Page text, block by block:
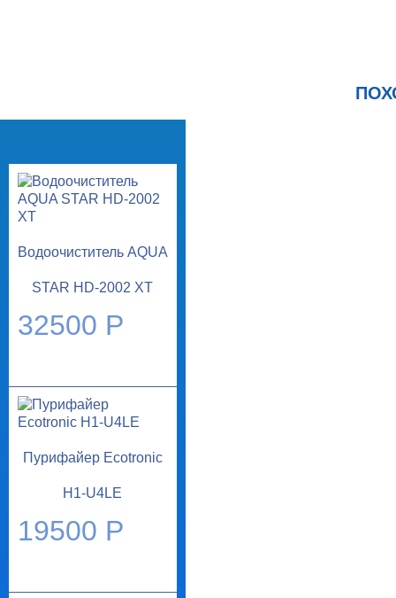
Водоочиститель AQUA
STAR HD-2002 XT
32500 Р
Пурифайер Ecotronic
H1-U4LE
19500 Р